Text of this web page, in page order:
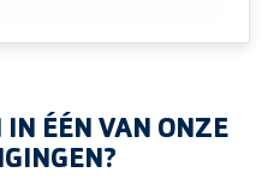
IN ÉÉN VAN ONZE